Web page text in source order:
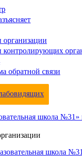
контролирующих
обратной связи
школа